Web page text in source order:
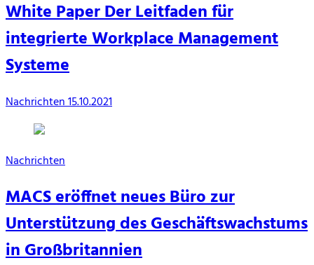
White Paper Der Leitfaden für
integrierte Workplace Management
Systeme
Nachrichten15.10.2021
Nachrichten
MACS eröffnet neues Büro zur
Unterstützung des Geschäftswachstums
in Großbritannien